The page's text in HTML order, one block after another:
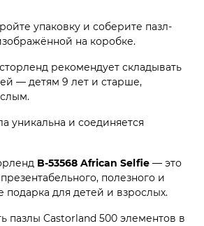
упаковку и соберите пазл-
на коробке.
рекомендует складывать
— детям 9 лет и старше,
уникальна и соединяется
B-53568 African Selfie — это
полезного и
подарка для детей и взрослых.
пазлы Castorland 500 элементов в